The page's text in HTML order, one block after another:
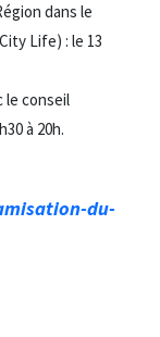
dans le
Life) : le 13
le conseil
à 20h.
du-